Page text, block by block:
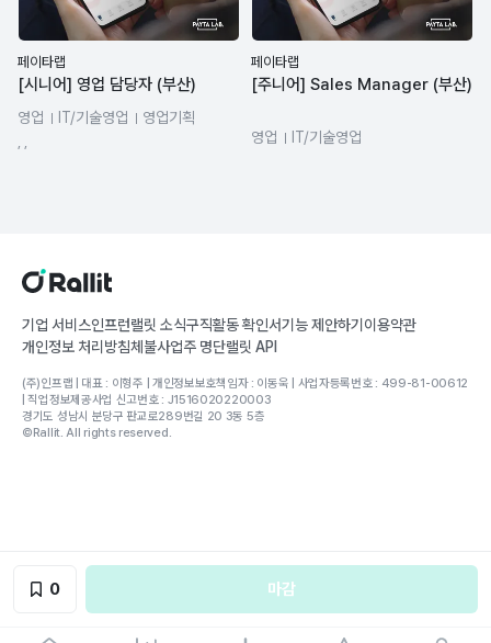
0 마감
페이타랩
[시니어] 영업 담당자 (부산)
영업 IT/기술영업
영업기획
페이타랩
[주니어] Sales Manager (부산)
영업 IT/기술영업
기업 서비스인프런랠릿 소식구직활동 확인서기능 제안하기 이용약관
개인정보 처리방침체불사업주 명단랠릿 API
(주)인프랩 | 대표 : 이형주 | 개인정보보호책임자 : 이동욱 | 사업자등록번호 : 499-81-00612
| 직업정보제공사업 신고번호 : J1516020220003
경기도 성남시 분당구 판교로289번길 20 3동 5층
©Rallit. All rights reserved.